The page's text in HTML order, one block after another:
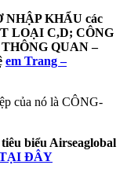
NHẬP KHẨU các
LOẠI C,D; CÔNG
QUAN –
em Trang –
biểu Airseaglobal
ĐÂY